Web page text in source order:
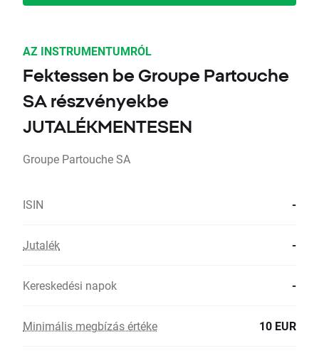
AZ INSTRUMENTUMRÓL
Fektessen be Groupe Partouche
SA részvényekbe
JUTALÉKMENTESEN
Groupe Partouche SA
ISIN -
Jutalék -
Kereskedési napok -
Minimális megbízás értéke 10 EUR